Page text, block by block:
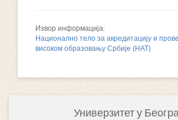
Извор информација:
Национално тело за акредитацију и
високом образовању Србије (НАТ)
Универзитет у